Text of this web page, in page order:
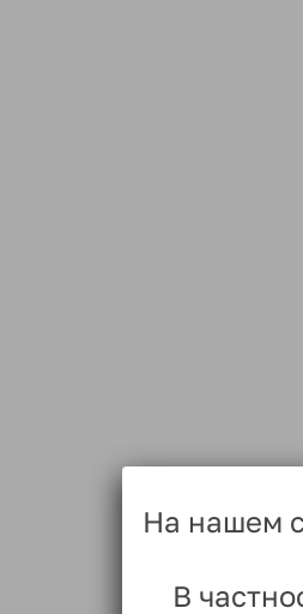
На нашем
В